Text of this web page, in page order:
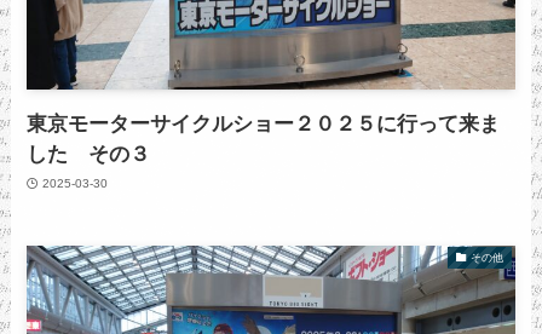
東京モーターサイクルショー２０２５に行って来ま
した その３
2025-03-30
その他